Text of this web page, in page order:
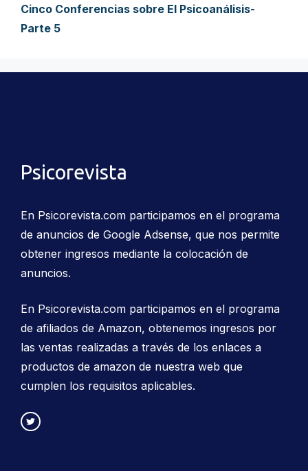
Cinco Conferencias sobre El Psicoanálisis-
Parte 5
Psicorevista
En Psicorevista.com participamos en el programa
de anuncios de Google Adsense, que nos permite
obtener ingresos mediante la colocación de
anuncios.
En Psicorevista.com participamos en el programa
de afiliados de Amazon, obtenemos ingresos por
las ventas realizadas a través de los enlaces a
productos de amazon de nuestra web que
cumplen los requisitos aplicables.